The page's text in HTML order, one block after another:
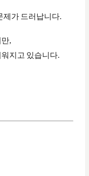
제가 드러납니다.
,
지고 있습니다.